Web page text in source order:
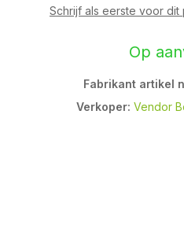
Schrijf als eerste voor
Op
Fabrikant artikel
Verkoper: Vendor